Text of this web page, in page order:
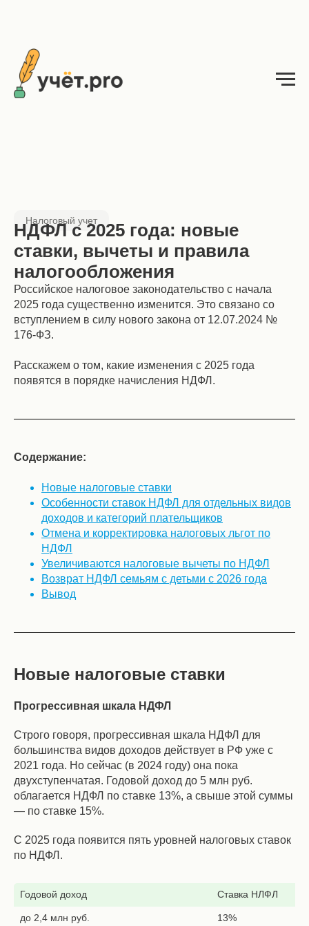
Налоговый учет
НДФЛ с 2025 года: новые
ставки, вычеты и правила
налогообложения
Российское налоговое законодательство с начала
2025 года существенно изменится. Это связано со
вступлением в силу нового закона от 12.07.2024 №
176-ФЗ.
Расскажем о том, какие изменения с 2025 года
появятся в порядке начисления НДФЛ.
Содержание:
Новые налоговые ставки
Особенности ставок НДФЛ для отдельных видов
доходов и категорий плательщиков
Отмена и корректировка налоговых льгот по
НДФЛ
Увеличиваются налоговые вычеты по НДФЛ
Возврат НДФЛ семьям с детьми с 2026 года
Вывод
Новые налоговые ставки
Прогрессивная шкала НДФЛ
Строго говоря, прогрессивная шкала НДФЛ для
большинства видов доходов действует в РФ уже с
2021 года. Но сейчас (в 2024 году) она пока
двухступенчатая. Годовой доход до 5 млн руб.
облагается НДФЛ по ставке 13%, а свыше этой суммы
— по ставке 15%.
С 2025 года появится пять уровней налоговых ставок
по НДФЛ.
Годовой доход Ставка НЛФЛ
до 2,4 млн руб. 13%